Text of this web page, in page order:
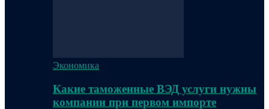
Экономика
Какие таможенные ВЭД услуги нужны
компании при первом импорте